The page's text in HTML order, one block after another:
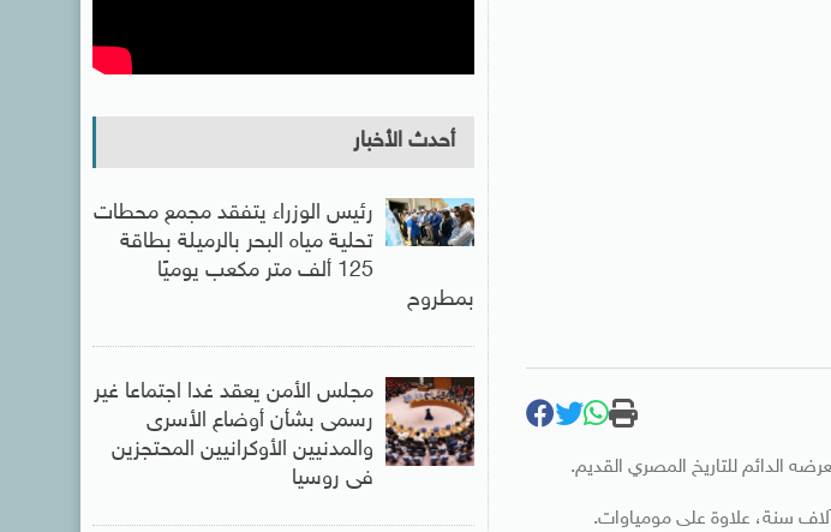
الدائم للتاريخ المصري القديم.
سنة، علاوة على مومياوات.
أحدث الأخبار
رئيس الوزراء يتفقد مجمع محطات
تحلية مياه البحر بالرميلة بطاقة
125 ألف متر مكعب يوميًا
بمطروح
مجلس الأمن يعقد غدا اجتماعا غير
رسمى بشأن أوضاع الأسرى
والمدنيين الأوكرانيين المحتجزين
فى روسيا